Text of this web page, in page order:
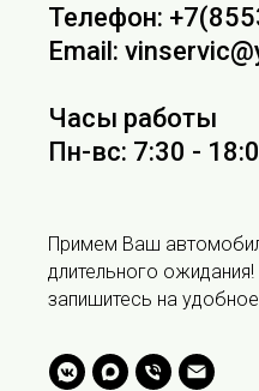
Телефон:
Email:
Часы работы
Пн-вс: 7:30 -
Примем Ваш
длительного
запишитесь на